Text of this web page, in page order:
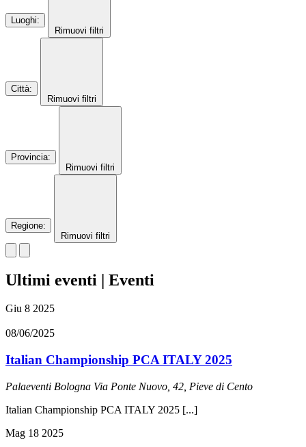
Luoghi:
Rimuovi filtri
Città:
Rimuovi filtri
Provincia:
Rimuovi filtri
Regione:
Rimuovi filtri
Ultimi eventi | Eventi
Giu 8 2025
08/06/2025
Italian Championship PCA ITALY 2025
Palaeventi Bologna Via Ponte Nuovo, 42, Pieve di Cento
Italian Championship PCA ITALY 2025 [...]
Mag 18 2025